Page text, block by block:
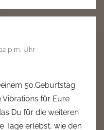
p.m. Uhr
50.Geburtstag
für Eure
Du für die weiteren
Tage erlebst, wie den